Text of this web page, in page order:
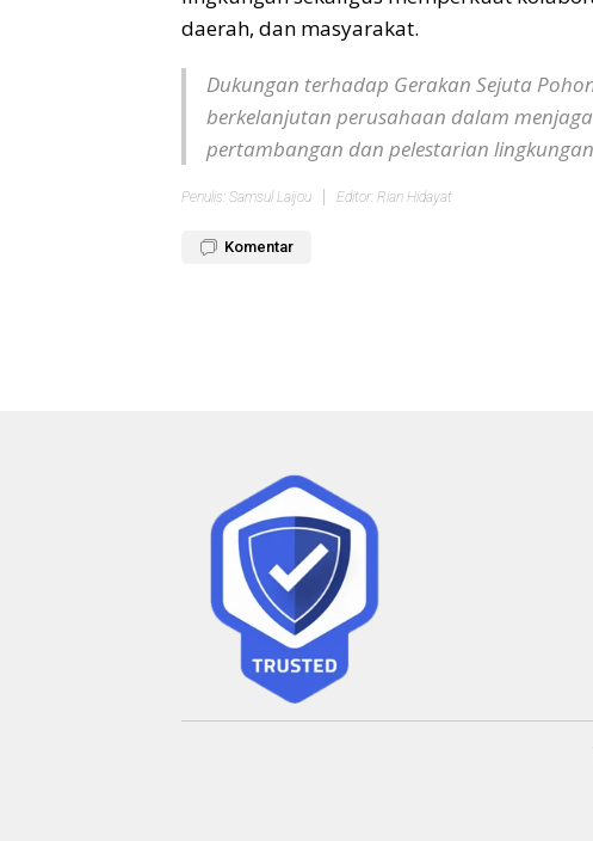
daerah, dan masyarakat.
Dukungan terhadap Gerakan Sejuta
berkelanjutan perusahaan dalam
pertambangan dan pelestarian
Penulis: Samsul Laijou Editor: Rian Hidayat
Komentar